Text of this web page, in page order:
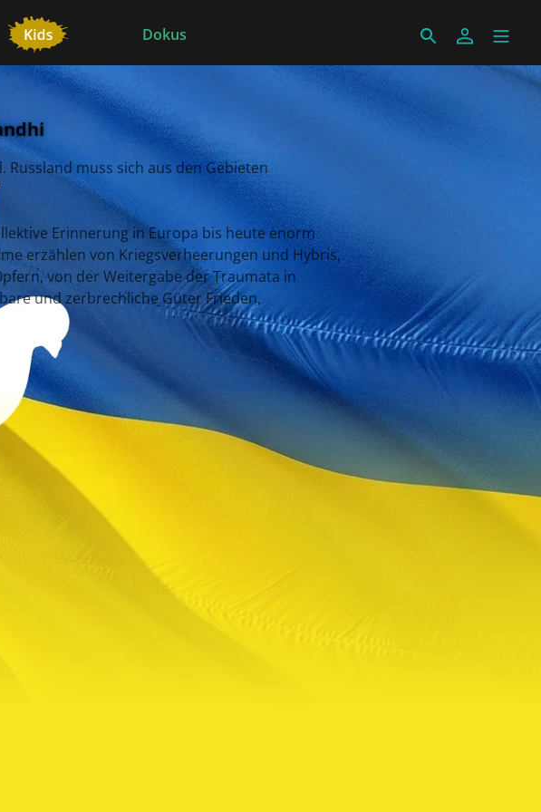
Dokus
muss sich aus den Gebieten
Erinnerung in Europa bis heute enorm
erzählen von Kriegsverheerungen und Hybris,
von der Weitergabe der Traumata in
und zerbrechliche Güter Frieden,